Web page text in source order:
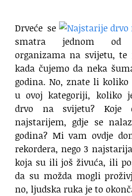
Drveće se
smatra jednom od
organizama na svijetu, te
kada čujemo da neka
godina. No, znate li
u ovoj kategoriji, koliko
drvo na svijetu? Koje
najstarijem, gdje se
godina? Mi vam ovdje
rekordera, nego 3
koja su ili još živuća, ili
da su možda mogli
no, ljudska ruka je to